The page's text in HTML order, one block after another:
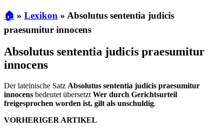
🏠 » Lexikon » Absolutus sententia judicis
praesumitur innocens
Absolutus sententia judicis praesumitur
innocens
Der lateinische Satz Absolutus sententia judicis praesumitur
innocens bedeutet übersetzt Wer durch Gerichtsurteil
freigesprochen worden ist, gilt als unschuldig.
VORHERIGER ARTIKEL